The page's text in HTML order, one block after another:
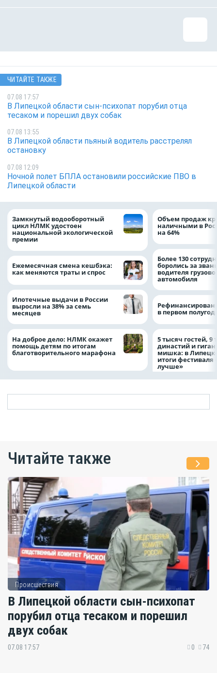
ЧИТАЙТЕ ТАКЖЕ
07.08 17:57
В Липецкой области сын-психопат порубил отца
тесаком и порешил двух собак
07.08 13:55
В Липецкой области пьяный водитель расстрелял
остановку
07.08 12:09
Ночной полет БПЛА остановили российские ПВО в
Липецкой области
Замкнутый водооборотный
цикл НЛМК удостоен
национальной экологической
премии
Ежемесячная смена кешбэка:
как меняются траты и спрос
Ипотечные выдачи в России
выросли на 38% за семь
месяцев
На доброе дело: НЛМК окажет
помощь детям по итогам
благотворительного марафона
Объем продаж
наличными в
на 64%
Более 130
боролись за
водителя
автомобиля
в первом
5 тысяч гостей, 9
династий и
мишка: в
итоги фестиваля
лучше»
Читайте также
Происшествия
В Липецкой области сын-психопат
порубил отца тесаком и порешил
двух собак
07.08 17:57 0 74